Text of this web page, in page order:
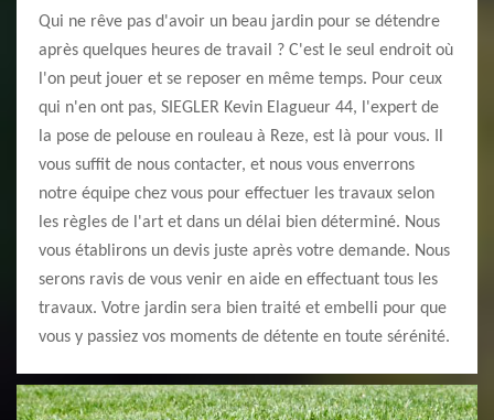
Qui ne rêve pas d'avoir un beau jardin pour se détendre
après quelques heures de travail ? C'est le seul endroit où
l'on peut jouer et se reposer en même temps. Pour ceux
qui n'en ont pas, SIEGLER Kevin Elagueur 44, l'expert de
la pose de pelouse en rouleau à Reze, est là pour vous. Il
vous suffit de nous contacter, et nous vous enverrons
notre équipe chez vous pour effectuer les travaux selon
les règles de l'art et dans un délai bien déterminé. Nous
vous établirons un devis juste après votre demande. Nous
serons ravis de vous venir en aide en effectuant tous les
travaux. Votre jardin sera bien traité et embelli pour que
vous y passiez vos moments de détente en toute sérénité.